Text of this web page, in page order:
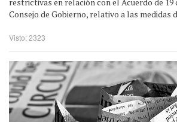
Consejo de Gobierno, relativo a las medidas
Visto: 2323